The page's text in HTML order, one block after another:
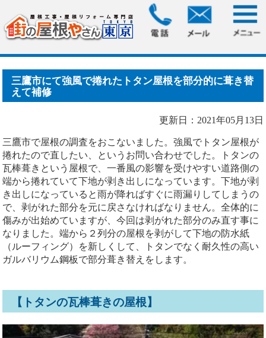
> 三鷹市にて強風で捲れたトタン屋根を部分
的に葺き替えて補修
三鷹市にて強風で捲れたトタン屋根を部分的に葺き替
えて補修
更新日：2021年05月13日
三鷹市で屋根の調査をおこないました。強風でトタン屋根が
捲れたので直したい、というお問い合わせでした。トタンの
瓦棒葺きという屋根で、一番風の影響を受けやすい道路側の
端から捲れていて下地が剥き出しになっています。下地が剥
き出しになっていると雨が降ればすぐに雨漏りしてしまうの
で、剥がれた部分を元に戻さなければなりません。全体的に
傷みが出始めていますが、今回は剥がれた部分のみ直す事に
なりました。端から２列分の屋根を剥がして下地の防水紙
（ルーフィング）を新しくして、トタンでなく耐久性の高い
ガルバリウム鋼板で部分葺き替えをします。
【トタンの瓦棒葺きの屋根】